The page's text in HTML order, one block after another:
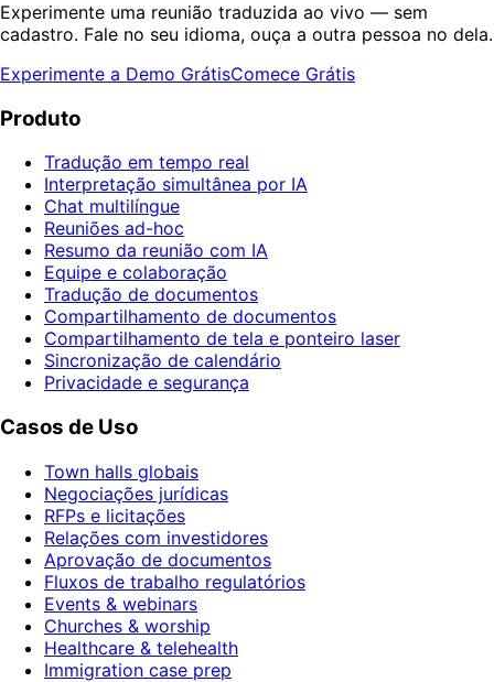
Experimente uma reunião traduzida ao vivo — sem
cadastro. Fale no seu idioma, ouça a outra pessoa no dela.
Experimente a Demo GrátisComece Grátis
Produto
Tradução em tempo real
Interpretação simultânea por IA
Chat multilíngue
Reuniões ad-hoc
Resumo da reunião com IA
Equipe e colaboração
Tradução de documentos
Compartilhamento de documentos
Compartilhamento de tela e ponteiro laser
Sincronização de calendário
Privacidade e segurança
Casos de Uso
Town halls globais
Negociações jurídicas
RFPs e licitações
Relações com investidores
Aprovação de documentos
Fluxos de trabalho regulatórios
Events & webinars
Churches & worship
Healthcare & telehealth
Immigration case prep